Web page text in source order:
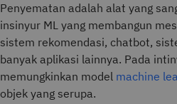
Penyematan adalah alat yang
insinyur ML yang membangun
sistem rekomendasi, chatbot,
banyak aplikasi lainnya. Pada
memungkinkan model machine
objek yang serupa.